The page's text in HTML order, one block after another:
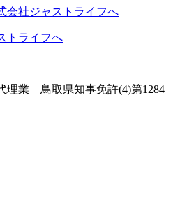
トライフへ
理業 鳥取県知事免許(4)第1284